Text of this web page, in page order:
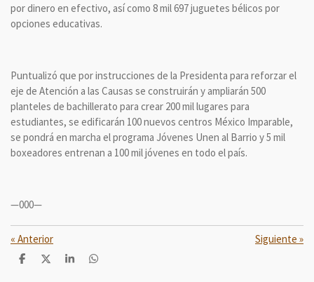
por dinero en efectivo, así como 8 mil 697 juguetes bélicos por
opciones educativas.
Puntualizó que por instrucciones de la Presidenta para reforzar el
eje de Atención a las Causas se construirán y ampliarán 500
planteles de bachillerato para crear 200 mil lugares para
estudiantes, se edificarán 100 nuevos centros México Imparable,
se pondrá en marcha el programa Jóvenes Unen al Barrio y 5 mil
boxeadores entrenan a 100 mil jóvenes en todo el país.
—000—
« Anterior Siguiente »
C
C
C
C